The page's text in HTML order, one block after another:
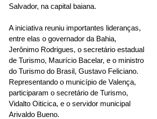
Salvador, na capital baiana.
A iniciativa reuniu importantes lideranças,
entre elas o governador da Bahia,
Jerônimo Rodrigues, o secretário estadual
de Turismo, Maurício Bacelar, e o ministro
do Turismo do Brasil, Gustavo Feliciano.
Representando o município de Valença,
participaram o secretário de Turismo,
Vidalto Oiticica, e o servidor municipal
Arivaldo Bueno.